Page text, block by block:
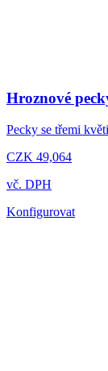
Hroznové
Pecky se třemi
CZK 49,064
vč. DPH
Konfigurovat